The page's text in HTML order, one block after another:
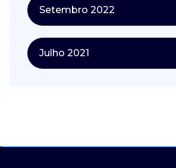
Setembro 2022
Julho 2021